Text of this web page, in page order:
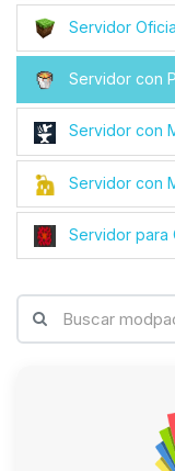
Servidor
Servidor con
Servidor con
Servidor con
Servidor para
Yupi,